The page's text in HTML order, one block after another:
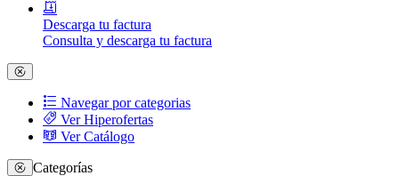
Descarga tu factura
Consulta y descarga tu factura
Navegar por categorias
Ver Hiperofertas
Ver Catálogo
Categorías